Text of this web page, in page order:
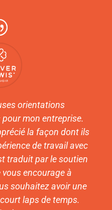
orientations
mon entreprise.
la façon dont ils
de travail avec
traduit par le soutien
vous encourage à
souhaitez avoir une
laps de temps.